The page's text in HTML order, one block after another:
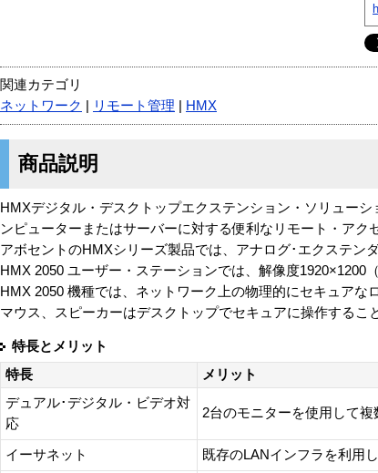
関連カテゴリ
ネットワーク
リモート管理 HMX
商品説明
HMXデジタル・デスクトップエクステンション・ソリュー
ンピューターまたはサーバーに対する便利なリモート・アク
アボセントのHMXシリーズ製品では、アナログ･エクステン
HMX 2050 ユーザー・ステーションでは、解像度1920×1200
HMX 2050 機種では、ネットワーク上の物理的にセキュアな
マウス、スピーカーはデスクトップでセキュアに操作するこ
特長とメリット
特長
メリット
デュアル･デジタル・ビデオ対
応
2台のモニターを使用して
イーサネット 既存のLANインフラを利用